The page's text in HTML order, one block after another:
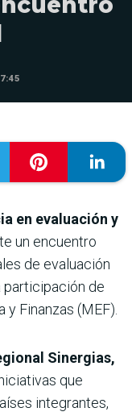
en evaluación y
un encuentro
de evaluación
participación de
Finanzas (MEF).
Sinergias,
que
integrantes,